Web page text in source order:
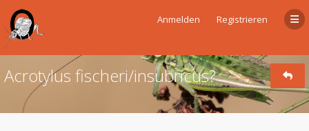
Anmelden Registrieren
Acrotylus fischeri/insubricus?